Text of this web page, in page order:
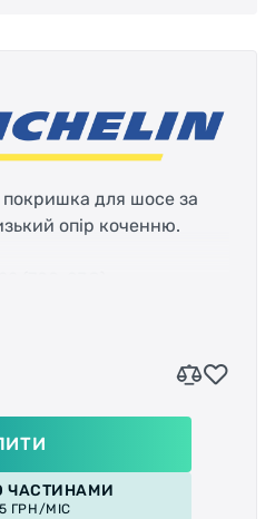
покришка для шосе за
опір коченню.
ЧАСТИНАМИ
ГРН/МІС